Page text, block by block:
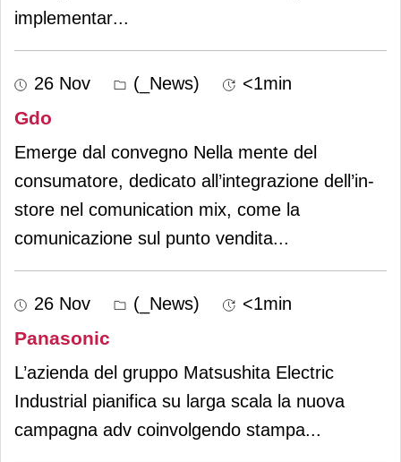
implementar...
26 Nov (_News) <1min
Gdo
Emerge dal convegno Nella mente del
consumatore, dedicato all’integrazione dell’in-
store nel comunication mix, come la
comunicazione sul punto vendita...
26 Nov (_News) <1min
Panasonic
L’azienda del gruppo Matsushita Electric
Industrial pianifica su larga scala la nuova
campagna adv coinvolgendo stampa...